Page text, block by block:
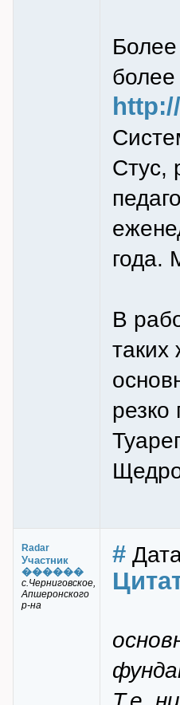
Стус,
года.
В
Radar
Участник
������
с.Черниговское,
Апшеронского
р-на
#